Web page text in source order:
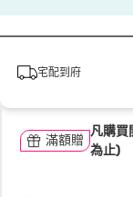
宅配到府
滿額贈
凡購
為止)